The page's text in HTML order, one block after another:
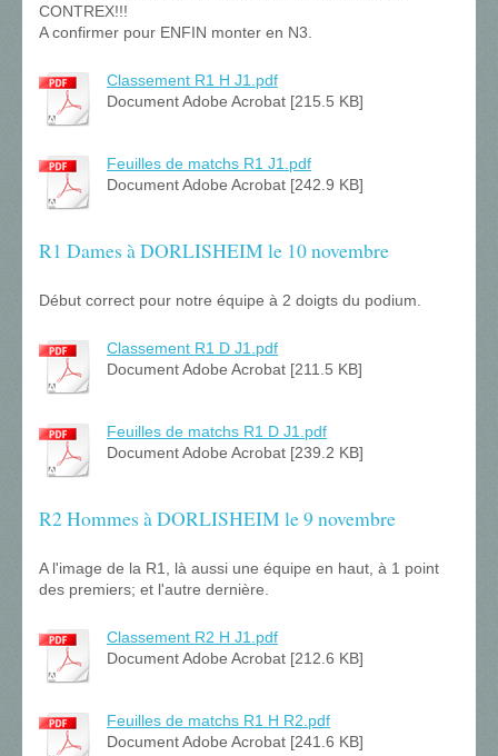
CONTREX!!!
A confirmer pour ENFIN monter en N3.
Classement R1 H J1.pdf
Document Adobe Acrobat [215.5 KB]
Feuilles de matchs R1 J1.pdf
Document Adobe Acrobat [242.9 KB]
R1 Dames à DORLISHEIM le 10 novembre
Début correct pour notre équipe à 2 doigts du podium.
Classement R1 D J1.pdf
Document Adobe Acrobat [211.5 KB]
Feuilles de matchs R1 D J1.pdf
Document Adobe Acrobat [239.2 KB]
R2 Hommes à DORLISHEIM le 9 novembre
A l'image de la R1, là aussi une équipe en haut, à 1 point
des premiers; et l'autre dernière.
Classement R2 H J1.pdf
Document Adobe Acrobat [212.6 KB]
Feuilles de matchs R1 H R2.pdf
Document Adobe Acrobat [241.6 KB]